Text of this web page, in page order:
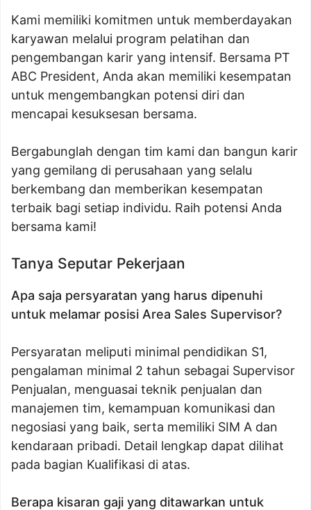
Kami memiliki komitmen untuk memberdayakan
karyawan melalui program pelatihan dan
pengembangan karir yang intensif. Bersama PT
ABC President, Anda akan memiliki kesempatan
untuk mengembangkan potensi diri dan
mencapai kesuksesan bersama.
Bergabunglah dengan tim kami dan bangun karir
yang gemilang di perusahaan yang selalu
berkembang dan memberikan kesempatan
terbaik bagi setiap individu. Raih potensi Anda
bersama kami!
Tanya Seputar Pekerjaan
Apa saja persyaratan yang harus dipenuhi
untuk melamar posisi Area Sales Supervisor?
Persyaratan meliputi minimal pendidikan S1,
pengalaman minimal 2 tahun sebagai Supervisor
Penjualan, menguasai teknik penjualan dan
manajemen tim, kemampuan komunikasi dan
negosiasi yang baik, serta memiliki SIM A dan
kendaraan pribadi. Detail lengkap dapat dilihat
pada bagian Kualifikasi di atas.
Berapa kisaran gaji yang ditawarkan untuk